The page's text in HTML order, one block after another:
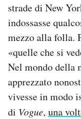
strade di New
indossasse
mezzo alla folla.
«quelle che si
Nel mondo della
apprezzato
vivesse in modo
di Vogue, una